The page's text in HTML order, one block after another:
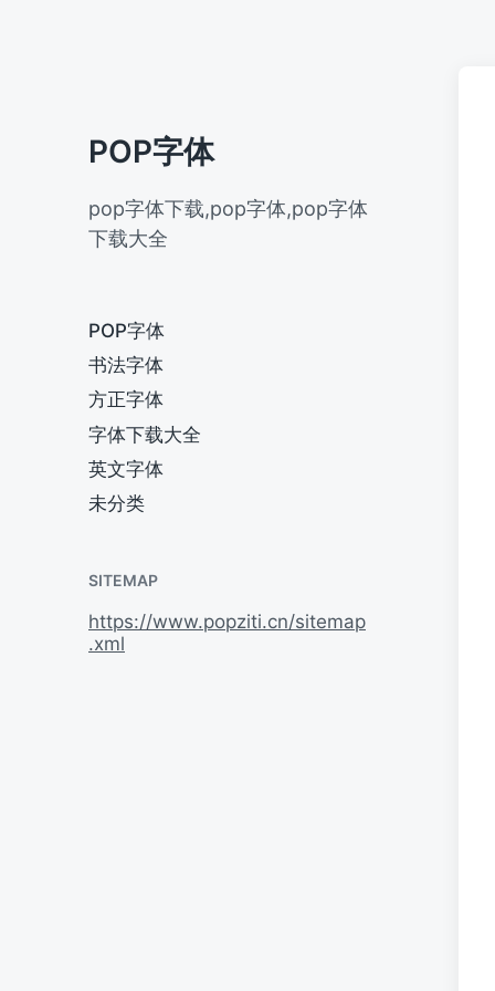
POP字体
pop字体下载,pop字体,pop字体
下载大全
POP字体
书法字体
方正字体
字体下载大全
英文字体
未分类
SITEMAP
https://www.popziti.cn/sitemap
.xml